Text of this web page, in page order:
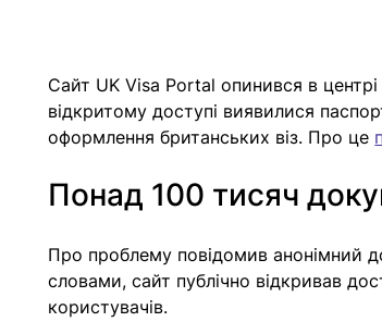
Сайт UK Visa Portal опинився в
відкритому доступі виявилися
оформлення британських віз. Про це
Понад 100 тисяч
Про проблему повідомив анонімний
словами, сайт публічно відкривав
користувачів.